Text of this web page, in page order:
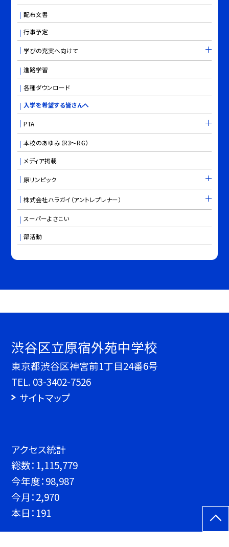
配布文書
行事予定
学びの充実へ向けて
進路学習
各種ダウンロード
入学を希望する皆さんへ
PTA
本校のあゆみ（R3～R６）
メディア掲載
原リンピック
株式会社ハラガイ（アントレプレナー）
スーパーよさこい
部活動
渋谷区立原宿外苑中学校
東京都渋谷区神宮前1丁目24番6号
TEL. 03-3402-7526
サイトマップ
アクセス統計
総数： 1,115,779
今年度：98,987
今月：2,970
本日： 191